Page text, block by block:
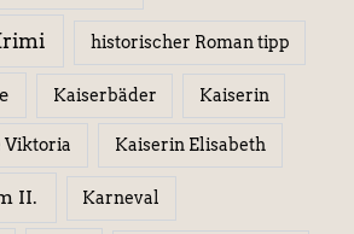
historischer Roman tipp
Kaiserbäder Kaiserin
Viktoria Kaiserin Elisabeth
II. Karneval